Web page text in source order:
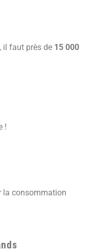
il faut près de 15 000
!
la consommation